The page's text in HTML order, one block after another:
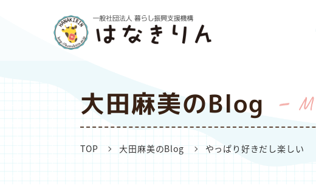
大田麻美のBlog
TOP 大田麻美のBlog やっぱり好きだし楽しい